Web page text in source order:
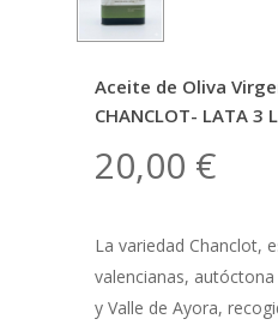
Aceite de Oliva
CHANCLOT- LATA 3
20,00 €
La variedad Chanclot,
valencianas,
y Valle de Ayora,